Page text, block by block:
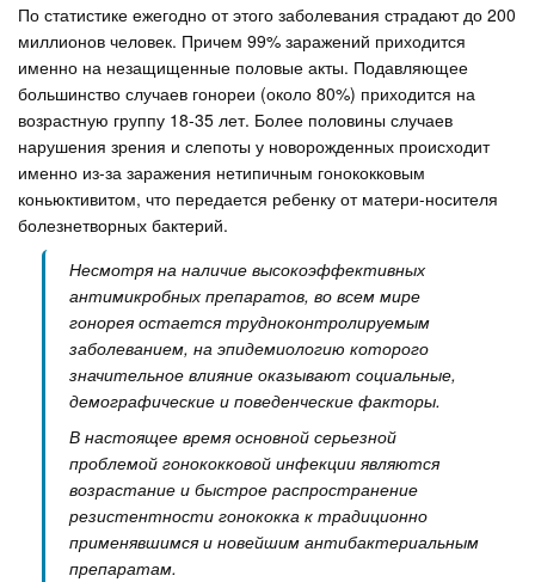
По статистике ежегодно от этого заболевания страдают до 200
миллионов человек. Причем 99% заражений приходится
именно на незащищенные половые акты. Подавляющее
большинство случаев гонореи (около 80%) приходится на
возрастную группу 18-35 лет. Более половины случаев
нарушения зрения и слепоты у новорожденных происходит
именно из-за заражения нетипичным гонококковым
коньюктивитом, что передается ребенку от матери-носителя
болезнетворных бактерий.
Несмотря на наличие высокоэффективных
антимикробных препаратов, во всем мире
гонорея остается трудноконтролируемым
заболеванием, на эпидемиологию которого
значительное влияние оказывают социальные,
демографические и поведенческие факторы.
В настоящее время основной серьезной
проблемой гонококковой инфекции являются
возрастание и быстрое распространение
резистентности гонококка к традиционно
применявшимся и новейшим антибактериальным
препаратам.